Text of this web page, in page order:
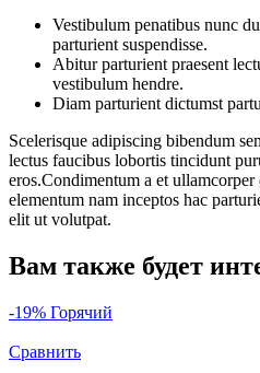
Vestibulum penatibus nunc
parturient suspendisse.
Abitur parturient praesent
vestibulum hendre.
Diam parturient dictumst
Scelerisque adipiscing bibendum
lectus faucibus lobortis tincidunt
eros.Condimentum a et
elementum nam inceptos hac
elit ut volutpat.
Вам также будет
-19% Горячий
Сравнить